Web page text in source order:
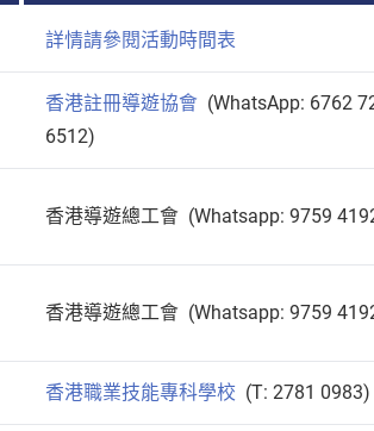
詳情請參閱活動時間表
香港註冊導遊協會 (WhatsApp: 6762
6512)
香港導遊總工會 (Whatsapp: 9759
香港導遊總工會 (Whatsapp: 9759
香港職業技能專科學校 (T: 2781 0983)